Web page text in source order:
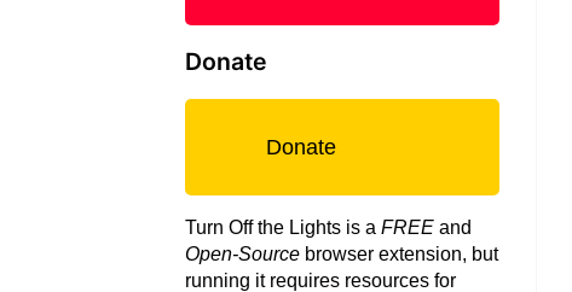
Donate
Donate
Turn Off the Lights is a FREE and
Open-Source browser extension, but
running it requires resources for